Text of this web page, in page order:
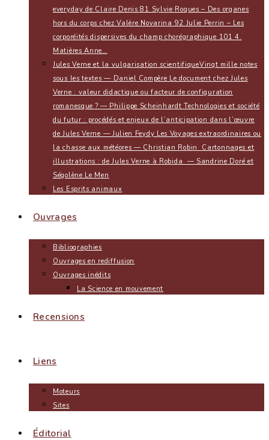
everyday de Claire Denis 81 Sylvie Roques – Des organes
hors du corps chez Valère Novarina 92 Julie Perrin – Les
corporéités dispersives du champ chorégraphique 101 4.
Matières Anne…
Jules Verne et la vulgarisation scientifiqueVingt mille notes
sous les textes — Daniel Compère Le document chez Jules
Verne : valeur didactique ou facteur de configuration
romanesque ? — Philippe Scheinhardt Technologies et société
du futur : procédés et enjeux de l’anticipation dans l’œuvre
de Jules Verne — Julien Feydy Les Voyages extraordinaires ou
la chasse aux météores — Christian Robin Cartonnages et
illustrations : de Jules Verne à Robida — Sandrine Doré et
Ségolène Le Men
Les Esprits animaux
Ouvrages
Bibliographies
Ouvrages en rediffusion
Ouvrages inédits
La Science en mouvement
Recensions
Liens
Moteurs
Sites
Éditorial